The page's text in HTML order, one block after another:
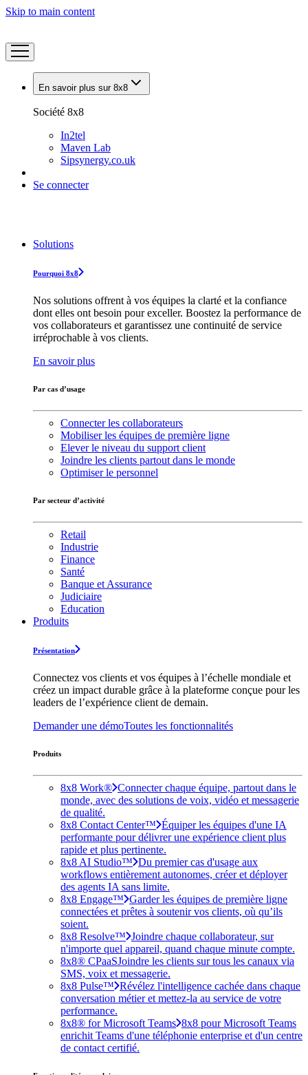
Skip to main content
En savoir plus sur 8x8
Société 8x8
In2tel
Maven Lab
Sipsynergy.co.uk
Se connecter
Solutions
Pourquoi 8x8
Nos solutions offrent à vos équipes la clarté et la confiance
dont elles ont besoin pour exceller. Boostez la performance de
vos collaborateurs et garantissez une continuité de service
irréprochable à vos clients.
En savoir plus
Par cas d’usage
Connecter les collaborateurs
Mobiliser les équipes de première ligne
Elever le niveau du support client
Joindre les clients partout dans le monde
Optimiser le personnel
Par secteur d’activité
Retail
Industrie
Finance
Santé
Banque et Assurance
Judiciaire
Education
Produits
Présentation
Connectez vos clients et vos équipes à l’échelle mondiale et
créez un impact durable grâce à la plateforme conçue pour les
leaders de l’expérience client de demain.
Demander une démoToutes les fonctionnalités
Produits
8x8 Work® Connecter chaque équipe, partout dans le
monde, avec des solutions de voix, vidéo et messagerie
de qualité.
8x8 Contact Center™ Équiper les équipes d'une IA
performante pour délivrer une expérience client plus
rapide et plus pertinente.
8x8 AI Studio™ Du premier cas d'usage aux
workflows entièrement autonomes, créer et déployer
des agents IA sans limite.
8x8 Engage™ Garder les équipes de première ligne
connectées et prêtes à soutenir vos clients, où qu’ils
soient.
8x8 Resolve™ Joindre chaque collaborateur, sur
n'importe quel appareil, quand chaque minute compte.
8x8® CPaaSJoindre les clients sur tous les canaux via
SMS, voix et messagerie.
8x8 Pulse™ Révélez l'intelligence cachée dans chaque
conversation métier et mettez-la au service de votre
performance.
8x8® for Microsoft Teams 8x8 pour Microsoft Teams
enrichit Teams d'une téléphonie enterprise et d'un centre
de contact certifié.